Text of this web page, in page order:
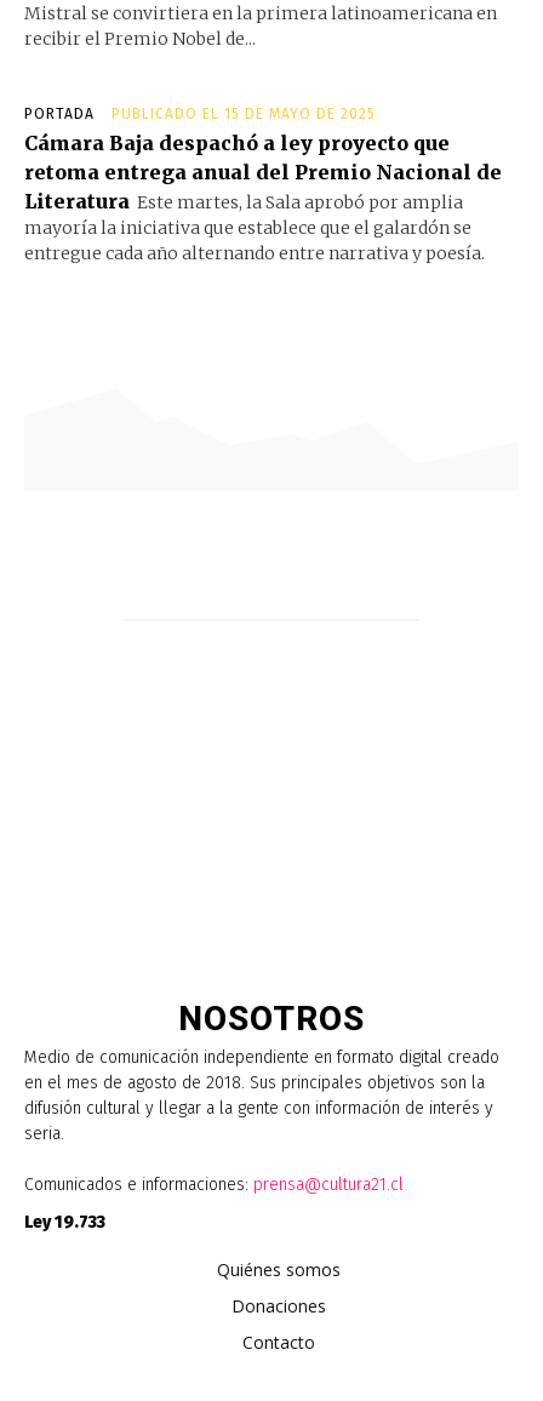
Mistral se convirtiera en la primera latinoamericana en
recibir el Premio Nobel de...
PORTADA PUBLICADO EL 15 DE MAYO DE 2025
Cámara Baja despachó a ley proyecto que
retoma entrega anual del Premio Nacional de
Literatura Este martes, la Sala aprobó por amplia
mayoría la iniciativa que establece que el galardón se
entregue cada año alternando entre narrativa y poesía.
NOSOTROS
Medio de comunicación independiente en formato digital creado
en el mes de agosto de 2018. Sus principales objetivos son la
difusión cultural y llegar a la gente con información de interés y
seria.
Comunicados e informaciones: prensa@cultura21.cl
Ley 19.733
Quiénes somos
Donaciones
Contacto